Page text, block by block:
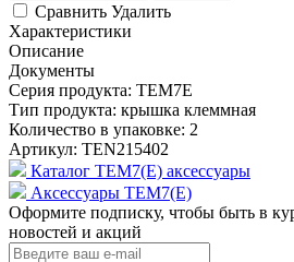
Сравнить Удалить
Характеристики
Описание
Документы
Серия продукта: TEM7E
Тип продукта: крышка клеммная
Количество в упаковке: 2
Артикул: TEN215402
Каталог TEM7(E) аксессуары
Аксессуары TEM7(E)
Оформите подписку, чтобы быть в
новостей и акций